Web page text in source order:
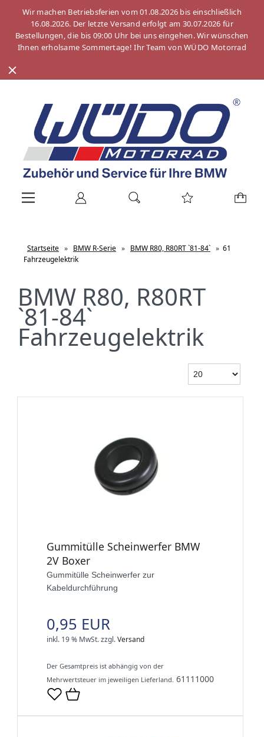
Wir machen Betriebsferien vom 01.08.2026 bis einschließlich
16.08.2026. Der letzte Versand erfolgt am 30.07.2026 für
Bestellungen, die bis 09:00 Uhr bei uns eingehen. Wir wünschen
Ihnen erholsame Sommertage! Ihr Team von WÜDO Motorrad
Startseite » BMW R-Serie » BMW R80, R80RT `81-84` » 61
Fahrzeugelektrik
BMW R80, R80RT
`81-84`
Fahrzeugelektrik
Gummitülle Scheinwerfer BMW
2V Boxer
Gummitülle Scheinwerfer zur
Kabeldurchführung
0,95 EUR
inkl. 19 % MwSt.zzgl.Versand
Der Gesamtpreis ist abhängig von der
Mehrwertsteuer im jeweiligen Lieferland. 61111000